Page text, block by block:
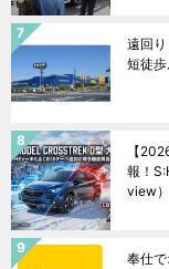
遠回
短徒歩
【
報！
view）
奉仕